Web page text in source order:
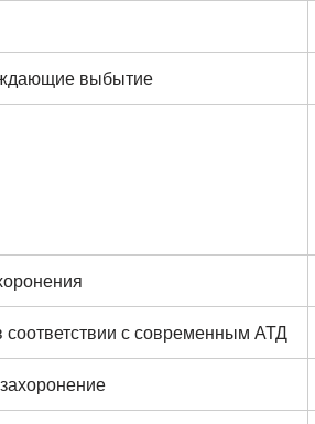
выбытие
соответствии с современным АТД